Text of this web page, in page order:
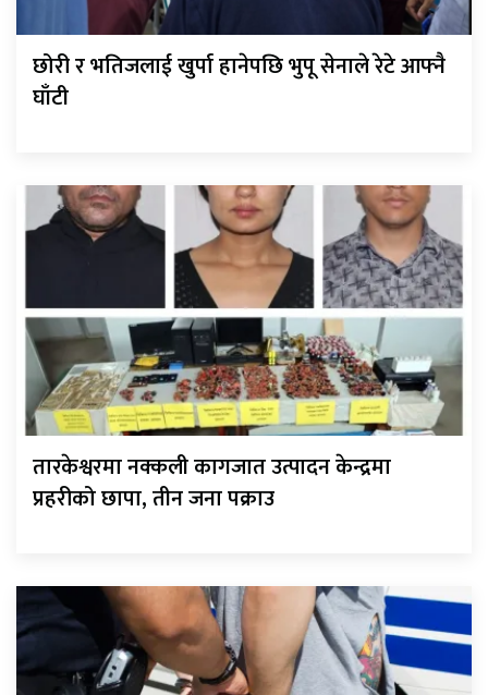
छोरी र भतिजलाई खुर्पा हानेपछि भुपू सेनाले रेटे आफ्नै
घाँटी
तारकेश्वरमा नक्कली कागजात उत्पादन केन्द्रमा
प्रहरीको छापा, तीन जना पक्राउ